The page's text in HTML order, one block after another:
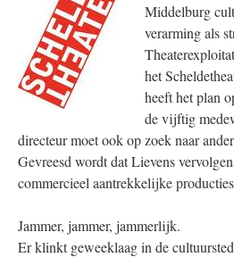
Middelburg
verarming als
het
heeft het plan
de vijftig
directeur moet ook op zoek naar
Gevreesd wordt dat Lievens
commercieel aantrekkelijke
Jammer, jammer, jammerlijk.
Er klinkt geweeklaag in de